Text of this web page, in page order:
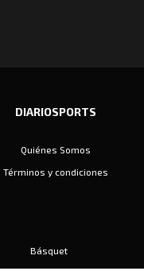
DIARIOSPORTS
Quiénes Somos
Términos y condiciones
Básquet